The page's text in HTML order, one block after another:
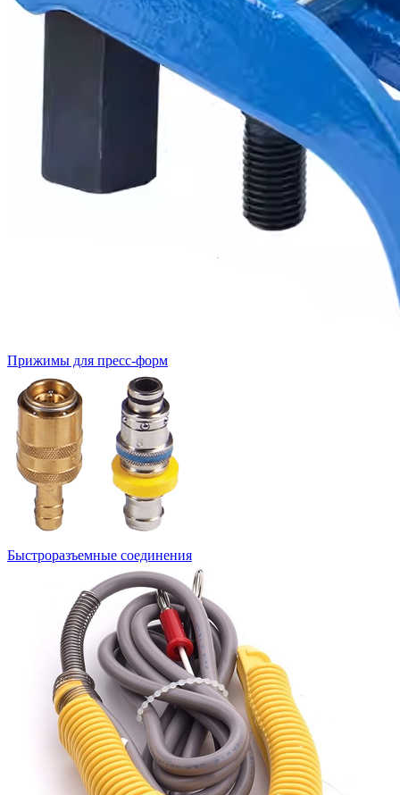
Прижимы для пресс-форм
Быстроразъемные соединения